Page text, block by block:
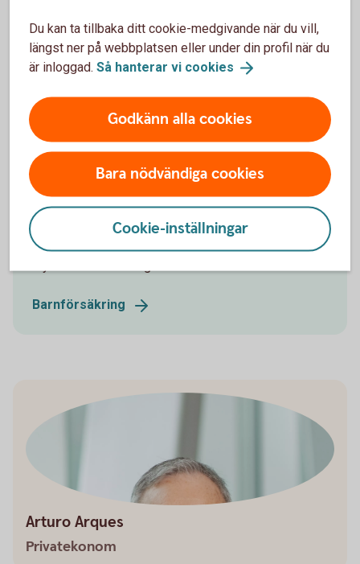
Ungdomskonto
Barnförsäkring
Vår barnförsäkring omfattar oförutsedda händelser
som kan inträffa under barnets uppväxt, såväl
sjukdom som olycksfall. Den gäller dygnet runt och
kompletterar förskolans och skolans
Barnförsäkring
Arturo Arques
Privatekonom
Du kan ta tillbaka ditt cookie-medgivande när du vill,
längst ner på webbplatsen eller under din profil när du
är inloggad. Så hanterar vi cookies
Godkänn alla cookies
Bara nödvändiga cookies
Cookie-inställningar